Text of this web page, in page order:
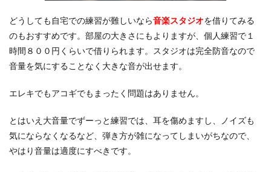
どうしても自宅での練習が難しいなら音楽スタジオを借りてみる
のもおすすめです。部屋の大きさにもよりますが、個人練習で１
時間８００円くらいで借りられます。スタジオは完全防音なので
音量を気にすることなく大きな音が出せます。
エレキでもアコギでもまったく問題はありません。
とはいえ大音量でずーっと練習では、耳を傷めますし、ノイズも
気にならなくなるなど、弾き方が雑になってしまいがちなので、
やはり音量は適度にすべきです。